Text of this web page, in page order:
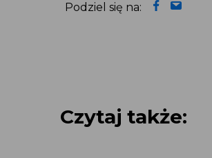
Podziel się na:
Czytaj także: